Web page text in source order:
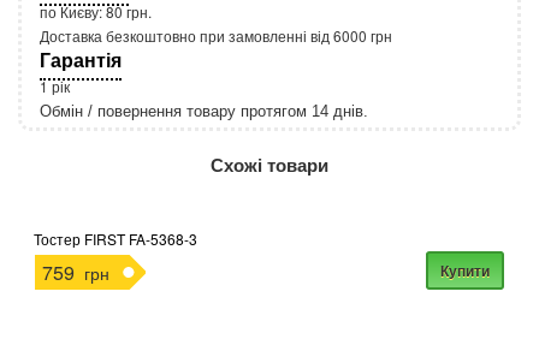
по Києву: 80 грн.
Доставка безкоштовно при замовленні від 6000 грн
Гарантія
1 рік
Обмін / повернення товару протягом 14 днів.
Схожі товари
Тостер FIRST FA-5368-3
759 грн Купити